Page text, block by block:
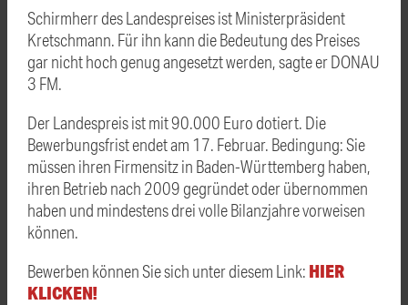
Schirmherr des Landespreises ist Ministerpräsident
Kretschmann. Für ihn kann die Bedeutung des Preises
gar nicht hoch genug angesetzt werden, sagte er DONAU
3 FM.
Der Landespreis ist mit 90.000 Euro dotiert. Die
Bewerbungsfrist endet am 17. Februar. Bedingung: Sie
müssen ihren Firmensitz in Baden-Württemberg haben,
ihren Betrieb nach 2009 gegründet oder übernommen
haben und mindestens drei volle Bilanzjahre vorweisen
können.
Bewerben können Sie sich unter diesem Link: HIER
KLICKEN!